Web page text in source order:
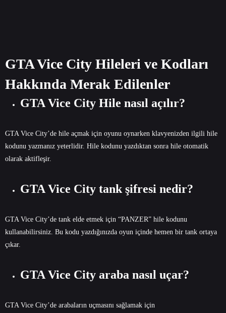
GTA Vice City Hileleri ve Kodları
Hakkında Merak Edilenler
GTA Vice City Hile nasıl açılır?
GTA Vice City’de hile açmak için oyunu oynarken klavyenizden ilgili hile
kodunu yazmanız yeterlidir. Hile kodunu yazdıktan sonra hile otomatik
olarak aktifleşir.
GTA Vice City tank şifresi nedir?
GTA Vice City’de tank elde etmek için “PANZER” hile kodunu
kullanabilirsiniz. Bu kodu yazdığınızda oyun içinde hemen bir tank ortaya
çıkar.
GTA Vice City araba nasıl uçar?
GTA Vice City’de arabaların uçmasını sağlamak için